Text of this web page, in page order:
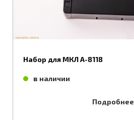
Набор для МКЛ А-8118
в наличии
Подробнее